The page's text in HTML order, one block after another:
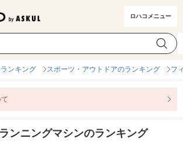
ロハコメニュー
ニングマシン カテゴリ選択
ンキング スポーツ・アウトドアのランキング フ
ンニングマシンのランキング